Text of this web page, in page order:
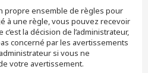
propre ensemble de règles pour
à une règle, vous pouvez recevoir
la décision de l’administrateur,
concerné par les avertissements
si vous ne
votre avertissement.